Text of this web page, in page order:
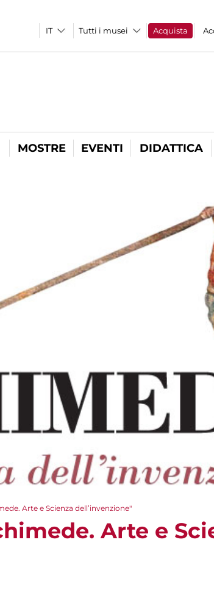
Tutti i musei Acquista
MOSTRE EVENTI DIDATTICA
Arte e Scienza dell’invenzione"
Arte e